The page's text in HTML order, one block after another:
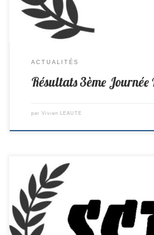
ACTUALITÉS
Résultats 3ème Journée
par Vivien LEAUTE
R2-> St Colomban 9-5 Mellinet D1->
Colomban 7–13 Montagne D4 -> St